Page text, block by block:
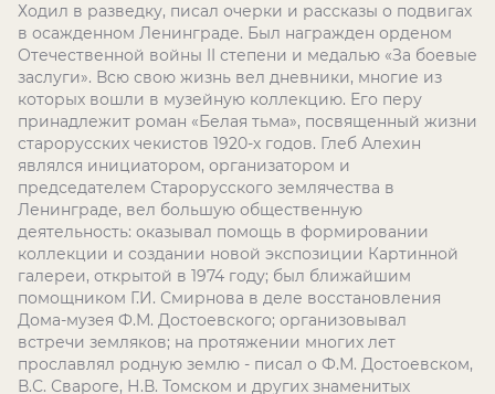
Ходил в разведку, писал очерки и рассказы о подвигах
в осажденном Ленинграде. Был награжден орденом
Отечественной войны II степени и медалью «За боевые
заслуги». Всю свою жизнь вел дневники, многие из
которых вошли в музейную коллекцию. Его перу
принадлежит роман «Белая тьма», посвященный жизни
старорусских чекистов 1920-х годов. Глеб Алехин
являлся инициатором, организатором и
председателем Старорусского землячества в
Ленинграде, вел большую общественную
деятельность: оказывал помощь в формировании
коллекции и создании новой экспозиции Картинной
галереи, открытой в 1974 году; был ближайшим
помощником Г.И. Смирнова в деле восстановления
Дома-музея Ф.М. Достоевского; организовывал
встречи земляков; на протяжении многих лет
прославлял родную землю - писал о Ф.М. Достоевском,
В.С. Свароге, Н.В. Томском и других знаменитых